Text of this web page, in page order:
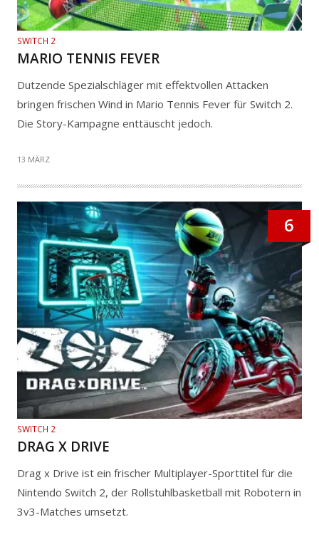
SWITCH 2
MARIO TENNIS FEVER
Dutzende Spezialschläger mit effektvollen Attacken
bringen frischen Wind in Mario Tennis Fever für Switch 2.
Die Story-Kampagne enttäuscht jedoch.
13 MÄRZ
6
SWITCH 2
DRAG X DRIVE
Drag x Drive ist ein frischer Multiplayer-Sporttitel für die
Nintendo Switch 2, der Rollstuhlbasketball mit Robotern in
3v3-Matches umsetzt.